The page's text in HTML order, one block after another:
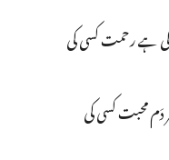
ہے رحمت کسی کی
محبت کسی کی